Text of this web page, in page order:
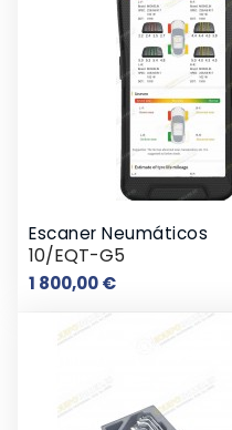
Escaner Neumáticos
10/EQT-G5
1 800,00 €Prix